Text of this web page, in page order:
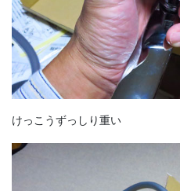
けっこうずっしり重い